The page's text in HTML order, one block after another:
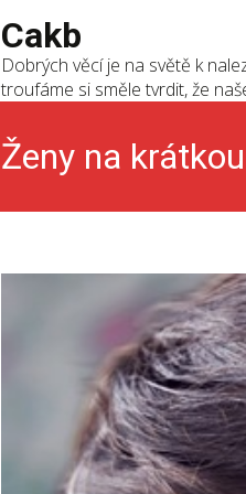
Cakb
Dobrých věcí je na světě k
troufáme si směle tvrdit, že
Ženy na